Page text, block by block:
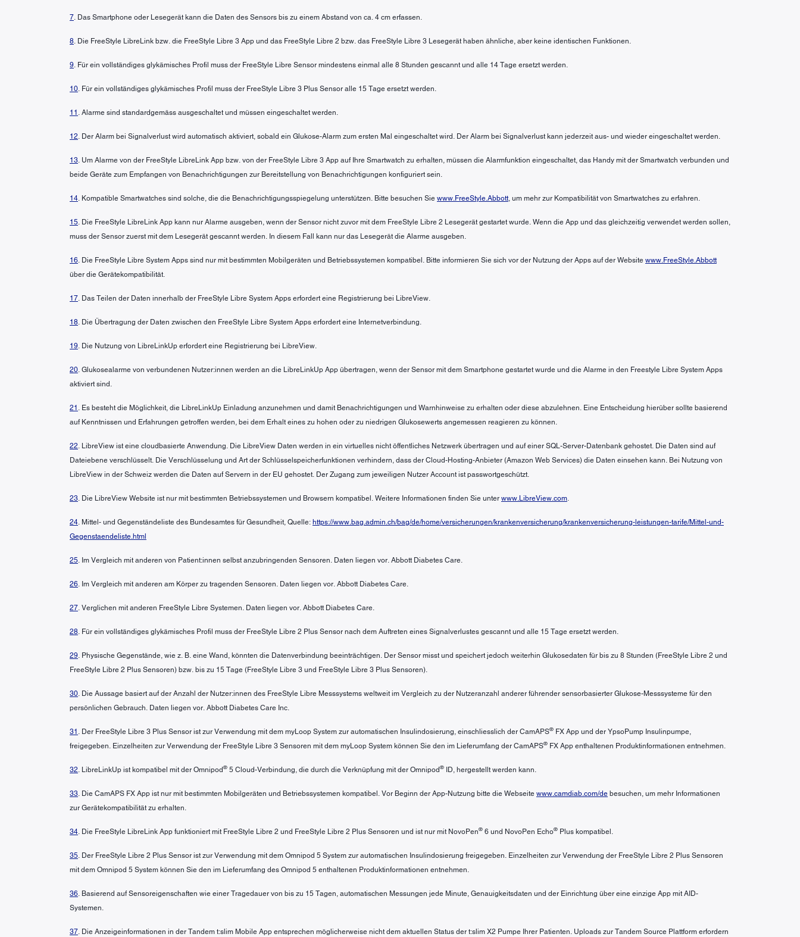
7. Das Smartphone oder Lesegerät kann die Daten des Sensors bis zu einem Abstand von ca. 4 cm erfassen.
8. Die FreeStyle LibreLink bzw. die FreeStyle Libre 3 App und das FreeStyle Libre 2 bzw. das FreeStyle Libre 3 Lesegerät haben ähnliche, aber keine identischen Funktionen.
9. Für ein vollständiges glykämisches Profil muss der FreeStyle Libre Sensor mindestens einmal alle 8 Stunden gescannt und alle 14 Tage ersetzt werden.
10. Für ein vollständiges glykämisches Profil muss der FreeStyle Libre 3 Plus Sensor alle 15 Tage ersetzt werden.
11 . Alarme sind standardgemäss ausgeschaltet und müssen eingeschaltet werden.
12. Der Alarm bei Signalverlust wird automatisch aktiviert, sobald ein Glukose-Alarm zum ersten Mal eingeschaltet wird. Der Alarm bei Signalverlust kann jederzeit aus- und wieder eingeschaltet werden.
13. Um Alarme von der FreeStyle LibreLink App bzw. von der FreeStyle Libre 3 App auf Ihre Smartwatch zu erhalten, müssen die Alarmfunktion eingeschaltet, das Handy mit der Smartwatch verbunden und
beide Geräte zum Empfangen von Benachrichtigungen zur Bereitstellung von Benachrichtigungen konfiguriert sein.
14. Kompatible Smartwatches sind solche, die die Benachrichtigungsspiegelung unterstützen. Bitte besuchen Sie www.FreeStyle.Abbott, um mehr zur Kompatibilität von Smartwatches zu erfahren.
15. Die FreeStyle LibreLink App kann nur Alarme ausgeben, wenn der Sensor nicht zuvor mit dem FreeStyle Libre 2 Lesegerät gestartet wurde. Wenn die App und das gleichzeitig verwendet werden sollen,
muss der Sensor zuerst mit dem Lesegerät gescannt werden. In diesem Fall kann nur das Lesegerät die Alarme ausgeben.
16. Die FreeStyle Libre System Apps sind nur mit bestimmten Mobilgeräten und Betriebssystemen kompatibel. Bitte informieren Sie sich vor der Nutzung der Apps auf der Website www.FreeStyle.Abbott
über die Gerätekompatibilität.
17. Das Teilen der Daten innerhalb der FreeStyle Libre System Apps erfordert eine Registrierung bei LibreView.
18. Die Übertragung der Daten zwischen den FreeStyle Libre System Apps erfordert eine Internetverbindung.
19. Die Nutzung von LibreLinkUp erfordert eine Registrierung bei LibreView.
20. Glukosealarme von verbundenen Nutzer:innen werden an die LibreLinkUp App übertragen, wenn der Sensor mit dem Smartphone gestartet wurde und die Alarme in den Freestyle Libre System Apps
aktiviert sind.
21 . Es besteht die Möglichkeit, die LibreLinkUp Einladung anzunehmen und damit Benachrichtigungen und Warnhinweise zu erhalten oder diese abzulehnen. Eine Entscheidung hierüber sollte basierend
auf Kenntnissen und Erfahrungen getroffen werden, bei dem Erhalt eines zu hohen oder zu niedrigen Glukosewerts angemessen reagieren zu können.
22. LibreView ist eine cloudbasierte Anwendung. Die LibreView Daten werden in ein virtuelles nicht öffentliches Netzwerk übertragen und auf einer SQL-Server-Datenbank gehostet. Die Daten sind auf
Dateiebene verschlüsselt. Die Verschlüsselung und Art der Schlüsselspeicherfunktionen verhindern, dass der Cloud-Hosting-Anbieter (Amazon Web Services) die Daten einsehen kann. Bei Nutzung von
LibreView in der Schweiz werden die Daten auf Servern in der EU gehostet. Der Zugang zum jeweiligen Nutzer Account ist passwortgeschützt.
23. Die LibreView Website ist nur mit bestimmten Betriebssystemen und Browsern kompatibel. Weitere Informationen finden Sie unter www.LibreView.com.
24. Mittel- und Gegenständeliste des Bundesamtes für Gesundheit, Quelle: https://www.bag.admin.ch/bag/de/home/versicherungen/krankenversicherung/krankenversicherung-leistungen-tarife/Mittel-und-
Gegenstaendeliste.html
25. Im Vergleich mit anderen von Patient:innen selbst anzubringenden Sensoren. Daten liegen vor. Abbott Diabetes Care.
26. Im Vergleich mit anderen am Körper zu tragenden Sensoren. Daten liegen vor. Abbott Diabetes Care.
27. Verglichen mit anderen FreeStyle Libre Systemen. Daten liegen vor. Abbott Diabetes Care.
28. Für ein vollständiges glykämisches Profil muss der FreeStyle Libre 2 Plus Sensor nach dem Auftreten eines Signalverlustes gescannt und alle 15 Tage ersetzt werden.
29. Physische Gegenstände, wie z. B. eine Wand, könnten die Datenverbindung beeinträchtigen. Der Sensor misst und speichert jedoch weiterhin Glukosedaten für bis zu 8 Stunden (FreeStyle Libre 2 und
FreeStyle Libre 2 Plus Sensoren) bzw. bis zu 15 Tage (FreeStyle Libre 3 und FreeStyle Libre 3 Plus Sensoren).
30. Die Aussage basiert auf der Anzahl der Nutzer:innen des FreeStyle Libre Messsystems weltweit im Vergleich zu der Nutzeranzahl anderer führender sensorbasierter Glukose-Messsysteme für den
persönlichen Gebrauch. Daten liegen vor. Abbott Diabetes Care Inc.
31 . Der FreeStyle Libre 3 Plus Sensor ist zur Verwendung mit dem myLoop System zur automatischen Insulindosierung, einschliesslich der CamAPS® FX App und der YpsoPump Insulinpumpe,
freigegeben. Einzelheiten zur Verwendung der FreeStyle Libre 3 Sensoren mit dem myLoop System können Sie den im Lieferumfang der CamAPS® FX App enthaltenen Produktinformationen entnehmen.
32. LibreLinkUp ist kompatibel mit der Omnipod® 5 Cloud-Verbindung, die durch die Verknüpfung mit der Omnipod® ID, hergestellt werden kann.
33. Die CamAPS FX App ist nur mit bestimmten Mobilgeräten und Betriebssystemen kompatibel. Vor Beginn der App-Nutzung bitte die Webseite www.camdiab.com/de besuchen, um mehr Informationen
zur Gerätekompatibilität zu erhalten.
34. Die FreeStyle LibreLink App funktioniert mit FreeStyle Libre 2 und FreeStyle Libre 2 Plus Sensoren und ist nur mit NovoPen® 6 und NovoPen Echo® Plus kompatibel.
35. Der FreeStyle Libre 2 Plus Sensor ist zur Verwendung mit dem Omnipod 5 System zur automatischen Insulindosierung freigegeben. Einzelheiten zur Verwendung der FreeStyle Libre 2 Plus Sensoren
mit dem Omnipod 5 System können Sie den im Lieferumfang des Omnipod 5 enthaltenen Produktinformationen entnehmen.
36. Basierend auf Sensoreigenschaften wie einer Tragedauer von bis zu 15 Tagen, automatischen Messungen jede Minute, Genauigkeitsdaten und der Einrichtung über eine einzige App mit AID-
Systemen.
37. Die Anzeigeinformationen in der Tandem t:slim Mobile App entsprechen möglicherweise nicht dem aktuellen Status der t:slim X2 Pumpe Ihrer Patienten. Uploads zur Tandem Source Plattform erfordern